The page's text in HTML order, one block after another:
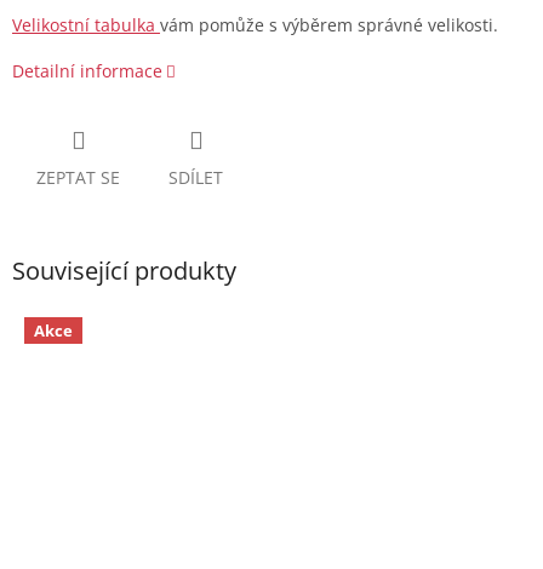
Velikostní tabulka vám pomůže s výběrem správné velikosti.
Detailní informace
ZEPTAT SE SDÍLET
Související produkty
Akce